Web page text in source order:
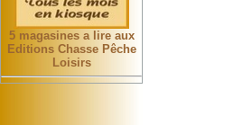
5 magasines a lire aux
Editions Chasse Pêche
Loisirs